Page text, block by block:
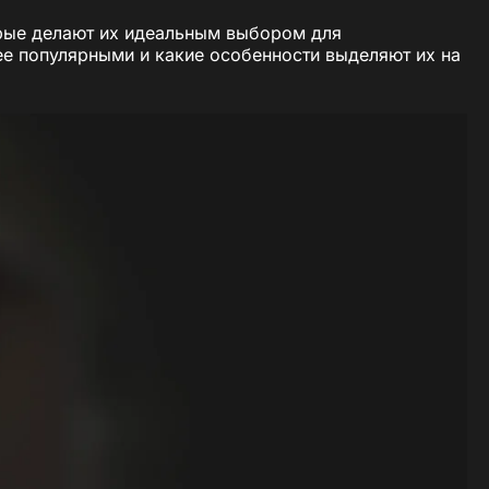
делают их идеальным выбором для
популярными и какие особенности выделяют их на